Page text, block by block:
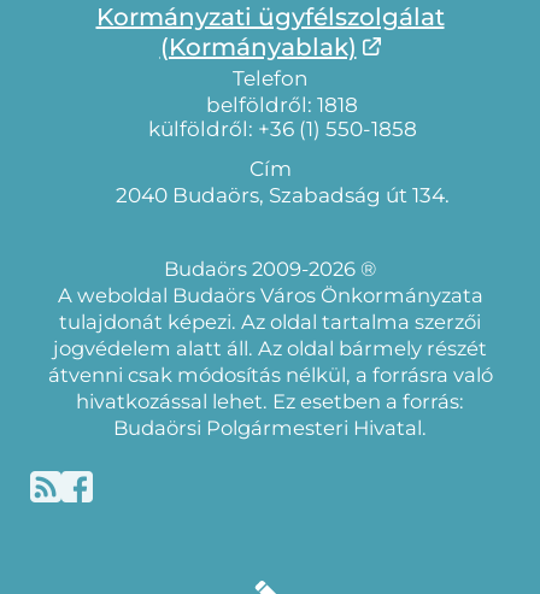
Kormányzati ügyfélszolgálat
(Kormányablak)
Telefon
belföldről: 1818
külföldről: +36 (1) 550-1858
Cím
2040 Budaörs, Szabadság út 134.
Budaörs 2009-2026 ®
A weboldal Budaörs Város Önkormányzata
tulajdonát képezi. Az oldal tartalma szerzői
jogvédelem alatt áll. Az oldal bármely részét
átvenni csak módosítás nélkül, a forrásra való
hivatkozással lehet. Ez esetben a forrás:
Budaörsi Polgármesteri Hivatal.